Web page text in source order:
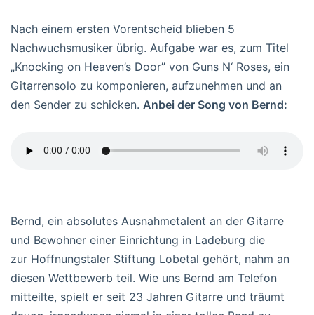
Nach einem ersten Vorentscheid blieben 5
Nachwuchsmusiker übrig. Aufgabe war es, zum Titel
„Knocking on Heaven’s Door” von Guns N‘ Roses, ein
Gitarrensolo zu komponieren, aufzunehmen und an
den Sender zu schicken. Anbei der Song von Bernd:
Bernd, ein absolutes Ausnahmetalent an der Gitarre
und Bewohner einer Einrichtung in Ladeburg die
zur Hoffnungstaler Stiftung Lobetal gehört, nahm an
diesen Wettbewerb teil. Wie uns Bernd am Telefon
mitteilte, spielt er seit 23 Jahren Gitarre und träumt